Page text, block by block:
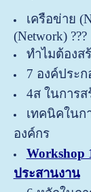
เครือข่าย
(Network) ???
ทำไมต้องส
7 องค์ประก
4ส ในการส
เทคนิคในก
องค์กร
Workshop
ประสานงาน